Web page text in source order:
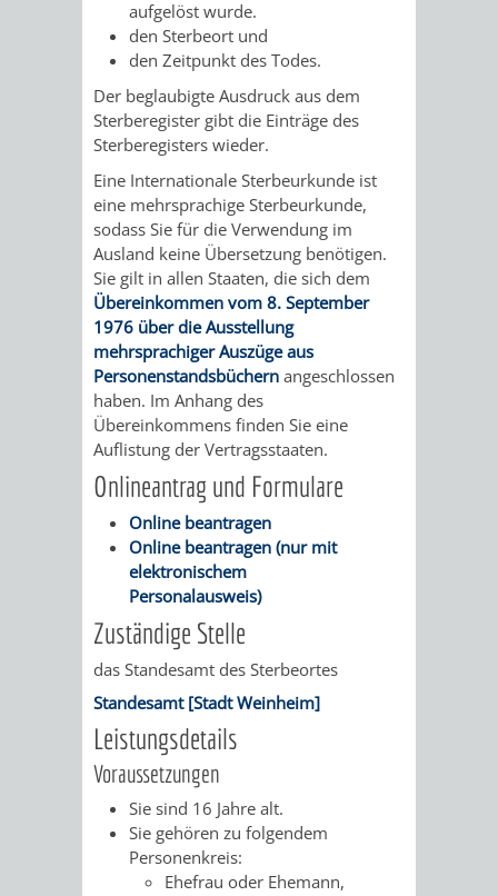
GENEHMIGUNGSVERFAHREN
TAG
DES
OFFENEN
DENKMALS
/
LIEGENSCHAFTEN
ABWASSERBESEITIGUNG
ERSCHLIESSUNGSBEITRAG
ANTRAGSVERFAHREN
VERMIETE
DOCH
AN
DEINE
STADT
WIEDERVERMIETUNGSPRÄMIE
DENKMALSCHUTZ
AMT
FÜR
BÄDER(PLANUNG
&
aufgelöst wurde.
den Sterbeort und
den Zeitpunkt des Todes.
Der beglaubigte Ausdruck aus dem
Sterberegister gibt die Einträge des
Sterberegisters wieder.
Eine Internationale Sterbeurkunde ist
eine mehrsprachige Sterbeurkunde,
sodass Sie für die Verwendung im
Ausland keine Übersetzung benötigen.
Sie gilt in allen Staaten, die sich dem
Übereinkommen vom 8. September
1976 über die Ausstellung
mehrsprachiger Auszüge aus
Personenstandsbüchern angeschlossen
haben. Im Anhang des
Übereinkommens finden Sie eine
Auflistung der Vertragsstaaten.
Onlineantrag und Formulare
Online beantragen
Online beantragen (nur mit
elektronischem
Personalausweis)
Zuständige Stelle
das Standesamt des Sterbeortes
Standesamt [Stadt Weinheim]
Leistungsdetails
Voraussetzungen
Sie sind 16 Jahre alt.
Sie gehören zu folgendem
Personenkreis:
Ehefrau oder Ehemann,